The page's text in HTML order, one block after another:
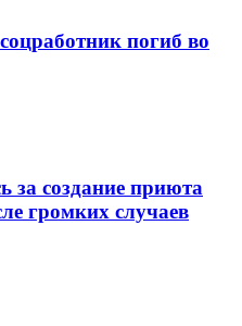
погиб во
за создание приюта
громких случаев